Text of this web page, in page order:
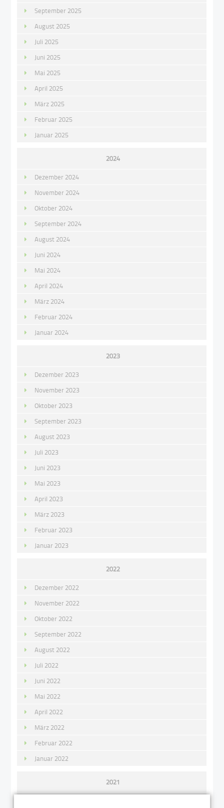
September 2025
August 2025
Juli 2025
Juni 2025
Mai 2025
April 2025
März 2025
Februar 2025
Januar 2025
2024
Dezember 2024
November 2024
Oktober 2024
September 2024
August 2024
Juni 2024
Mai 2024
April 2024
März 2024
Februar 2024
Januar 2024
2023
Dezember 2023
November 2023
Oktober 2023
September 2023
August 2023
Juli 2023
Juni 2023
Mai 2023
April 2023
März 2023
Februar 2023
Januar 2023
2022
Dezember 2022
November 2022
Oktober 2022
September 2022
August 2022
Juli 2022
Juni 2022
Mai 2022
April 2022
März 2022
Februar 2022
Januar 2022
2021